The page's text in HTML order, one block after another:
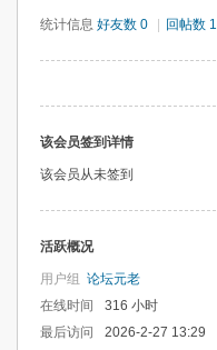
统计信息 好友数 0 回帖数 1
该会员签到详情
该会员从未签到
活跃概况
用户组 论坛元老
在线时间
316 小时
最后访问
2026-2-27 13:29